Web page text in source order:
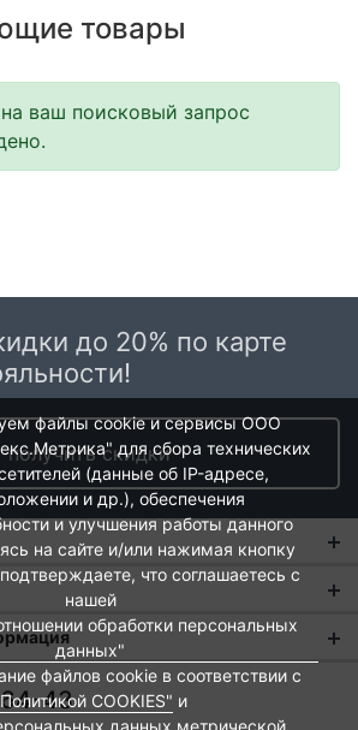
товары
ваш поисковый запрос
до 20% по карте
получить скидки
данных
43
файлы cookie и сервисы ООО
для сбора технических
(данные об IP-адресе,
и др.), обеспечения
и улучшения работы данного
на сайте и/или нажимая кнопку
что соглашаетесь с
нашей
обработки персональных
данных"
файлов cookie в соответствии с
COOKIES" и
данных метрической